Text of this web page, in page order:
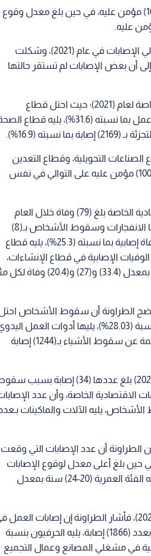
وبلغ المعدل العام لوقوع الإصابات لعام (2021)، (11.7) إصابة عمل لكل (1000) مؤمن عليه، في حين بلغ معدل وقوع
وشكلت نسبة إصابات العمل التي نجم عنها حالات شافية (59.2%) من إجمالي الإصابات في عام (2021)، وشكلت
إصابية ما نسبته (26.5%) مع الإشارة إلى أن بعض الإصابات لم تستقر حالتها
وبين الطراونة أن (12851) إصابة عمل وقعت في القطاعات الاقتصادية الخاصة لعام (2021)؛ حيث احتل قطاع
الصناعات التحويلية العدد الأعلى في تسجيل الإصابات والبالغ (4057) إصابة عمل بما نسبته (31.6%)، يليه قطاع
التحويلية، وقطاع التعدين
واستغلال المحاجر، بمعدل وقوع (64.2%) و(20.7%) و(19.8%) إصابة لكل (1000) مؤمن عليه على التوالي في نفس
وبحسب الطراونة، فإن إجمالي عدد الوفيات الإصابية في القطاعات الاقتصادية الخاصة بلغ (79) وفاة خلال العام
(2021) من ضمنها (37) وفاة نجمت عن حوادث الطرق بنسبة (46.8%)، يليها الانفجارات وسقوط الأشخاص بـ(8)
وفيات وبنسبة (10.1%)، في حين أن قطاع الصناعات التحويلية سجل (20) وفاة إصابية بما نسبته (25.3%)، يليه قطاع
فيما بلغت معدلات وقوع الوفيات الإصابية في قطاع الإنشاءات،
يليه قطاع التعدين واستغلال المحاجر، ثم قطاع الصحة والعمل الاجتماعي، بمعدل (33.4) و(27)
الطراونة أن سقوط الأشخاص
أعلى نسبة وقوع لإصابات العمل لعام (2021) وبلغ عددها (3602) إصابة وبنسبة (28.03%)، يليها أدوات العمل
بــعدد (1529) إصابة عمل بنسبة (11.9%) للعام نفسه، ومن ثم الإصابات الناجمة عن سقوط الأشياء بـ(1244) إصابة
وأوضح الطراونة أن الإصابات التي نجم عنها عجز بنسبة (30%) فأكثر لعام (2021) بلغ عددها (34) إصابة
في القطاعات الاقتصادية الخاصة، وأن عدد
إصابة ناجمة عن سقوط الأشخاص، يليه الآلات والماكينات
الفئة العمرية في القطاعات الاقتصادية الخاصة لعام (2021)، بين الطراونة أن عدد الإصابات التي وقعت
عن (30) عاما بلغ (5897) إصابة بما نسبته (45.9%)، في حين بلغ أعلى معدل لوقوع الإصابات
في الفئة العمرية أقل من (20) عاما (29.4) إصابة لكل (1000) مؤمن عليه، يليه الفئة العمرية (20-24) سنة بمعدل
أما بالنسبة لمهنة المصاب في القطاعات الاقتصادية الخاصة خلال العام (2021)، فأشار الطراونة إن إصابات
مشغلي المصانع وعمال التجميع سجلت أعلى نسبة وصلت إلى (14.52%) وبعدد (1866) إصابة، يليه الحرفيون بنسبة
الإصابية في مشغلي المصانع وعمال التجميع